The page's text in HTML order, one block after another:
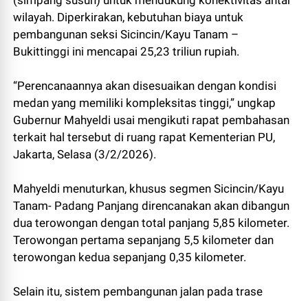
wilayah. Diperkirakan, kebutuhan biaya untuk
pembangunan seksi Sicincin/Kayu Tanam –
Bukittinggi ini mencapai 25,23 triliun rupiah.
“Perencanaannya akan disesuaikan dengan kondisi
medan yang memiliki kompleksitas tinggi,” ungkap
Gubernur Mahyeldi usai mengikuti rapat pembahasan
terkait hal tersebut di ruang rapat Kementerian PU,
Jakarta, Selasa (3/2/2026).
Mahyeldi menuturkan, khusus segmen Sicincin/Kayu
Tanam- Padang Panjang direncanakan akan dibangun
dua terowongan dengan total panjang 5,85 kilometer.
Terowongan pertama sepanjang 5,5 kilometer dan
terowongan kedua sepanjang 0,35 kilometer.
Selain itu, sistem pembangunan jalan pada trase